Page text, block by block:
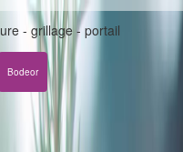
- grillage - portail
Bodeor